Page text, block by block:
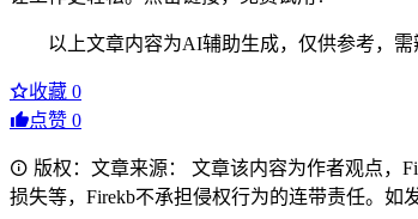
以上文章内容为AI辅助生成，仅供参考，
收藏 0
点赞 0
版权：文章来源： 文章该内容为作者观点，
损失等，Firekb不承担侵权行为的连带责任。如